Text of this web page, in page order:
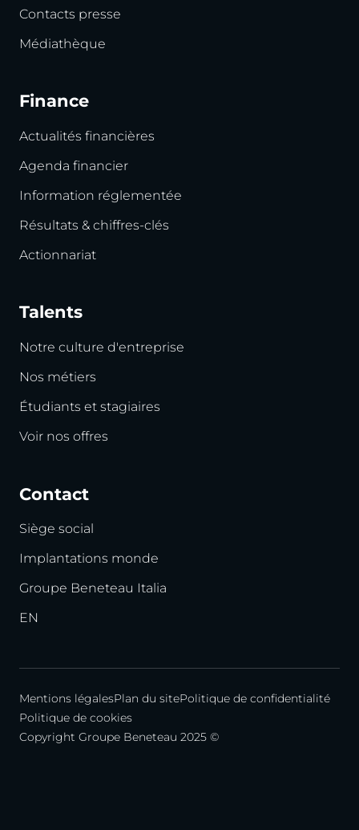
Contacts presse
Médiathèque
Finance
Actualités financières
Agenda financier
Information réglementée
Résultats & chiffres-clés
Actionnariat
Talents
Notre culture d'entreprise
Nos métiers
Étudiants et stagiaires
Voir nos offres
Contact
Siège social
Implantations monde
Groupe Beneteau Italia
EN
Mentions légalesPlan du sitePolitique de confidentialité
Politique de cookies
Copyright Groupe Beneteau 2025 ©